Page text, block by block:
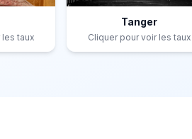
les taux
Tanger
Cliquer pour voir les taux